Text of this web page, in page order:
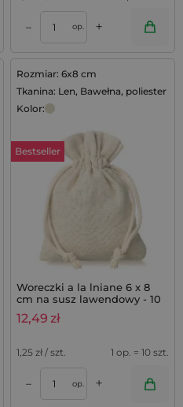
– op. +
Rozmiar: 6x8 cm
Tkanina: Len, Bawełna, poliester
Kolor:
Bestseller
Woreczki a la lniane 6 x 8
cm na susz lawendowy - 10
szt.
12,49 zł
1,25 zł / szt. 1 op. = 10 szt.
– op. +